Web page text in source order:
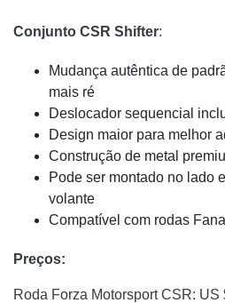
Conjunto CSR Shifter:
Mudança autêntica de
mais ré
Deslocador sequencial
Design maior para melhor
Construção de metal
Pode ser montado no lado
volante
Compatível com rodas
Preços:
Roda Forza Motorsport CSR: